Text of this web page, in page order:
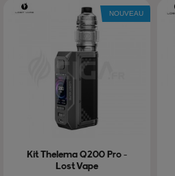
Kit Thelema Q200 Pro -
Lost Vape
NOUVEAU